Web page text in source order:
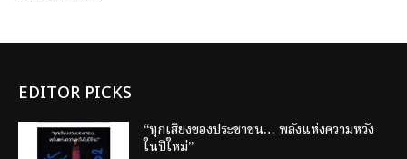
EDITOR PICKS
“ทุกเสียงของประชาชน… พลังแห่งความหวัง
ในปีใหม่”